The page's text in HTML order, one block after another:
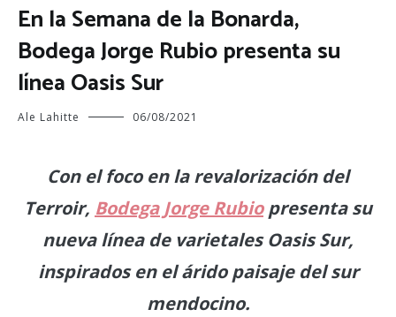
En la Semana de la Bonarda,
Bodega Jorge Rubio presenta su
línea Oasis Sur
Ale Lahitte 06/08/2021
Con el foco en la revalorización del
Terroir, Bodega Jorge Rubiopresenta su
nueva línea de varietales Oasis Sur,
inspirados en el árido paisaje del sur
mendocino.